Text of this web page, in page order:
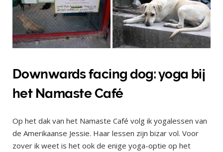
Downwards facing dog: yoga bij
het Namaste Café
Op het dak van het Namaste Café volg ik yogalessen van
de Amerikaanse Jessie. Haar lessen zijn bizar vol. Voor
zover ik weet is het ook de enige yoga-optie op het